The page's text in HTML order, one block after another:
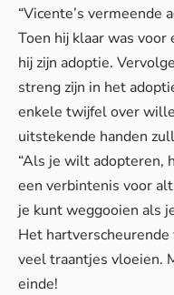
“Vicente’s vermeende
Toen hij klaar was voor
hij zijn adoptie.
streng zijn in het
enkele twijfel over
uitstekende handen
“Als je wilt adopteren,
een verbintenis voor
je kunt weggooien als
Het
veel traantjes vloeien.
einde!